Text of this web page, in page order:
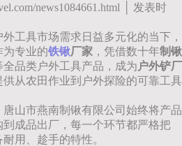
news1084661.html │ 发表时
外工具市场需求日益多元化的当下，
为专业的铁锹厂家 ，凭借数十年制锹
全品类户外工具产品，成为 户外铲厂
从农田作业到户外探险的可靠工具
唐山市燕南制锹有限公司始终将产品
成品出厂，每一个环节都严格把
用、趁手的特性。